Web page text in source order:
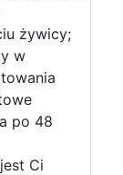
żywicy;
w
po 48
Ci